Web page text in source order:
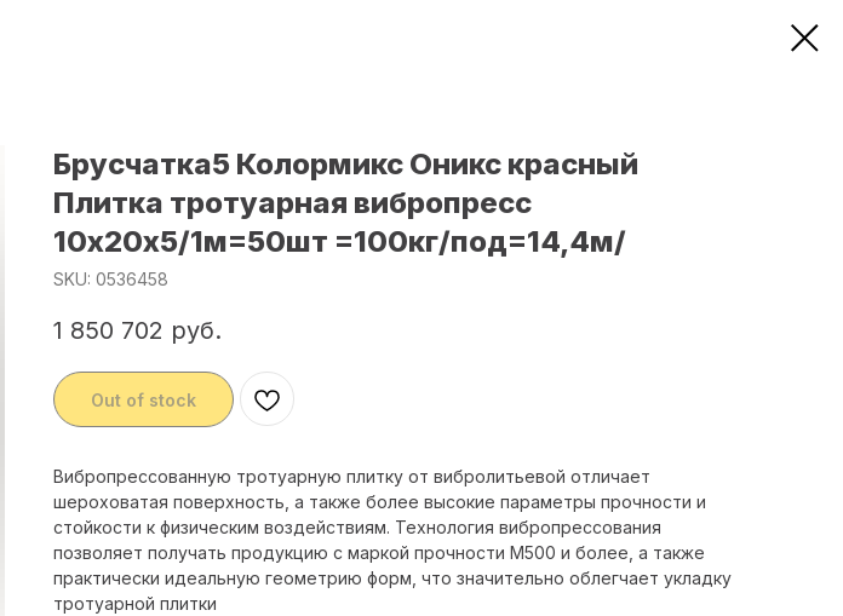
Брусчатка5 Колормикс Оникс красный
Плитка тротуарная вибропресс
10х20х5/1м=50шт =100кг/под=14,4м/
SKU: 0536458
1 850 702 руб.
Out of stock
Вибропрессованную тротуарную плитку от вибролитьевой отличает
шероховатая поверхность, а также более высокие параметры прочности и
стойкости к физическим воздействиям. Технология вибропрессования
позволяет получать продукцию с маркой прочности М500 и более, а также
практически идеальную геометрию форм, что значительно облегчает укладку
тротуарной плитки